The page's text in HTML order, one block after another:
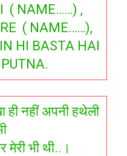
( NAME……) ,
( NAME……),
HI BASTA HAI
नहीं अपनी हथेली
भी थी..।